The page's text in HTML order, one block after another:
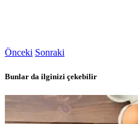
Önceki Sonraki
Bunlar da ilginizi çekebilir